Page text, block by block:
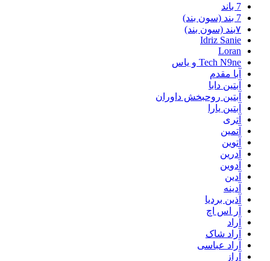
7 باند
7 بند (سون بند)
۷بند (سون بند)
Idriz Sanie
Loran
Tech N9ne و یاس
آبا مقدم
آبتین دابا
آبتین روحبخش داوران
آبتین یارا
آتری
آتمین
آتوین
آدرین
آدوین
آدین
آدینه
آذین بردیا
آر اس اچ
آراد
آراد شاک
آراد عباسی
آراز